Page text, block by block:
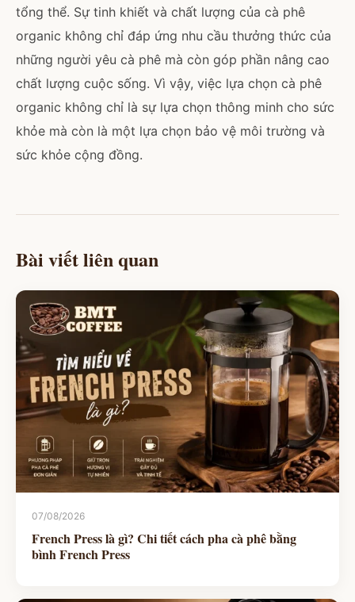
tổng thể. Sự tinh khiết và chất lượng của cà phê
organic không chỉ đáp ứng nhu cầu thưởng thức của
những người yêu cà phê mà còn góp phần nâng cao
chất lượng cuộc sống. Vì vậy, việc lựa chọn cà phê
organic không chỉ là sự lựa chọn thông minh cho sức
khỏe mà còn là một lựa chọn bảo vệ môi trường và
sức khỏe cộng đồng.
Bài viết liên quan
07/08/2026
French Press là gì? Chi tiết cách pha cà phê bằng
bình French Press